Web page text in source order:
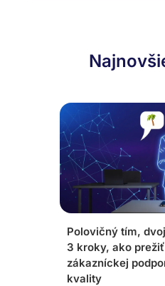
Polovičný tím,
3 kroky, ako
zákazníckej
kvality